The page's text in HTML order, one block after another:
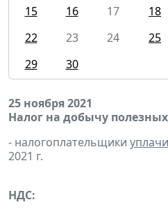
15
16 17 18
22
23 24 25
29
30
25 ноября 2021
Налог на добычу
- налогоплательщики
2021 г.
НДС: